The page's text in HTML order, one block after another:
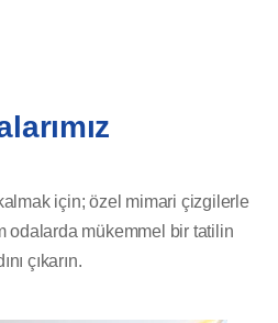
için; özel mimari çizgilerle
odalarda mükemmel bir tatilin
çıkarın.